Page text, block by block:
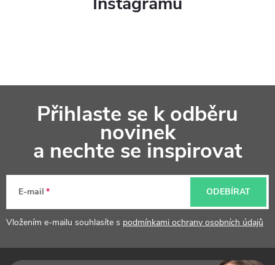
s
a
Přihlaste se k odběru
novinek
a nechte se inspirovat
E-mail
Vložením e-mailu souhlasíte s podmínkami ochrany osobních údajů
ODEBÍRAT